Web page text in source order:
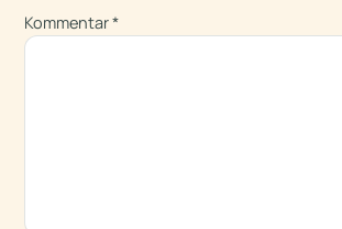
Kommentar*